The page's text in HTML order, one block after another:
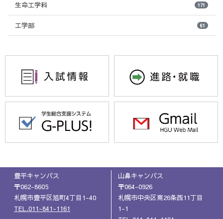
生命工学科 171
工学部 61
豊平キャンパス
〒062-8605
札幌市豊平区旭町4丁目1-40
TEL.011-841-1161
山鼻キャンパス
〒064-0926
札幌市中央区南26条西11丁目
1-1